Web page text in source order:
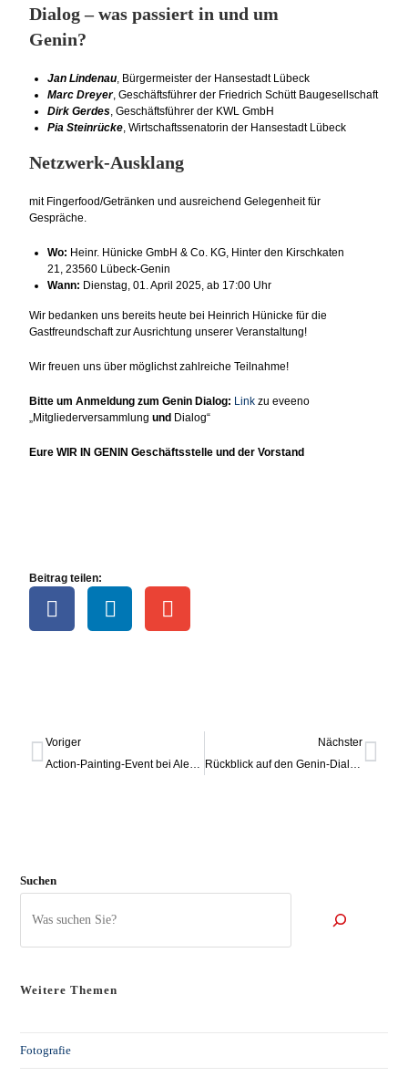
Dialog – was passiert in und um
Genin?
Jan Lindenau, Bürgermeister der Hansestadt Lübeck
Marc Dreyer, Geschäftsführer der Friedrich Schütt Baugesellschaft
Dirk Gerdes, Geschäftsführer der KWL GmbH
Pia Steinrücke, Wirtschaftssenatorin der Hansestadt Lübeck
Netzwerk-Ausklang
mit Fingerfood/Getränken und ausreichend Gelegenheit für
Gespräche.
Wo: Heinr. Hünicke GmbH & Co. KG, Hinter den Kirschkaten
21, 23560 Lübeck-Genin
Wann: Dienstag, 01. April 2025, ab 17:00 Uhr
Wir bedanken uns bereits heute bei Heinrich Hünicke für die
Gastfreundschaft zur Ausrichtung unserer Veranstaltung!
Wir freuen uns über möglichst zahlreiche Teilnahme!
Bitte um Anmeldung zum Genin Dialog: Link zu eveeno
„Mitgliederversammlungund Dialog“
Eure WIR IN GENIN Geschäftsstelle und der Vorstand
Beitrag teilen:
Voriger
Action-Painting-Event bei Alexandra Seils
Nächster
Rückblick auf den Genin-Dialog 2025
Suchen
Weitere Themen
Fotografie